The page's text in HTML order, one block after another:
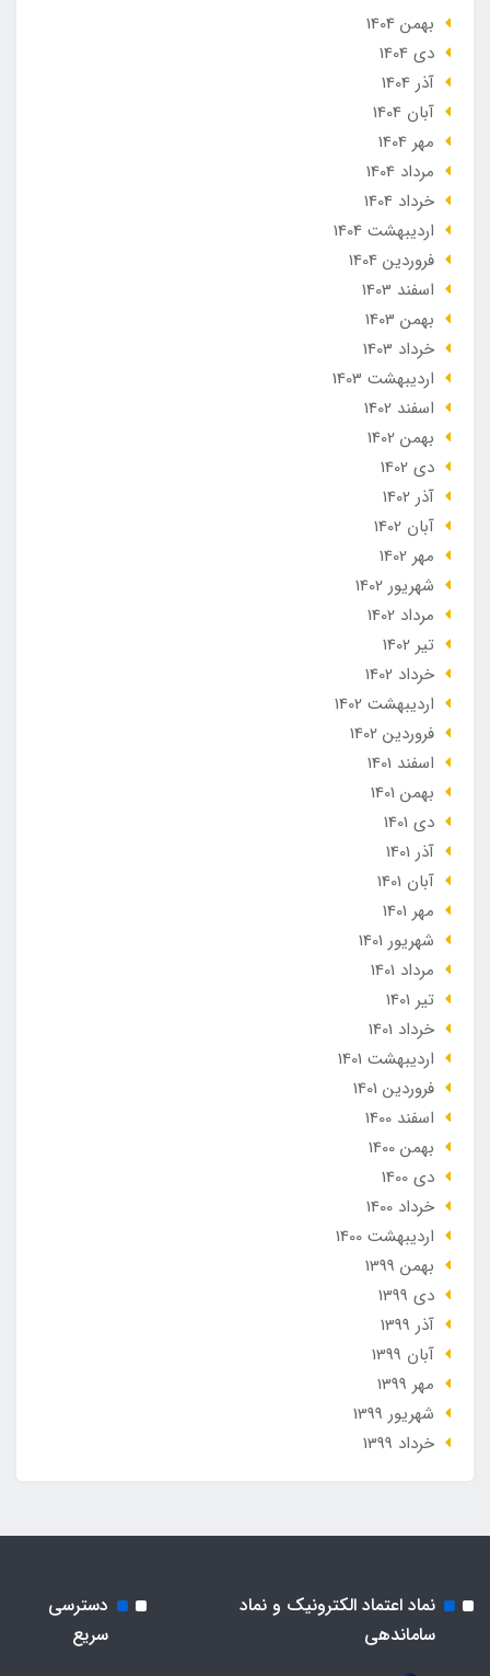
بهمن 1404
دی 1404
آذر 1404
آبان 1404
مهر 1404
مرداد 1404
خرداد 1404
ارديبهشت 1404
فروردین 1404
اسفند 1403
بهمن 1403
خرداد 1403
ارديبهشت 1403
اسفند 1402
بهمن 1402
دی 1402
آذر 1402
آبان 1402
مهر 1402
شهریور 1402
مرداد 1402
تير 1402
خرداد 1402
ارديبهشت 1402
فروردین 1402
اسفند 1401
بهمن 1401
دی 1401
آذر 1401
آبان 1401
مهر 1401
شهریور 1401
مرداد 1401
تير 1401
خرداد 1401
ارديبهشت 1401
فروردین 1401
اسفند 1400
بهمن 1400
دی 1400
خرداد 1400
ارديبهشت 1400
بهمن 1399
دی 1399
آذر 1399
آبان 1399
مهر 1399
شهریور 1399
خرداد 1399
نماد اعتماد الکترونیک و نماد
ساماندهی
دسترسی
سریع